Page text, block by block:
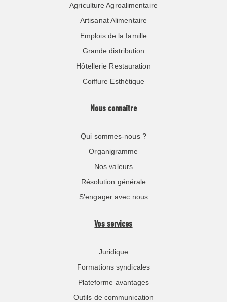
Agriculture Agroalimentaire
Artisanat Alimentaire
Emplois de la famille
Grande distribution
Hôtellerie Restauration
Coiffure Esthétique
Nous connaître
Qui sommes-nous ?
Organigramme
Nos valeurs
Résolution générale
S’engager avec nous
Vos services
Juridique
Formations syndicales
Plateforme avantages
Outils de communication